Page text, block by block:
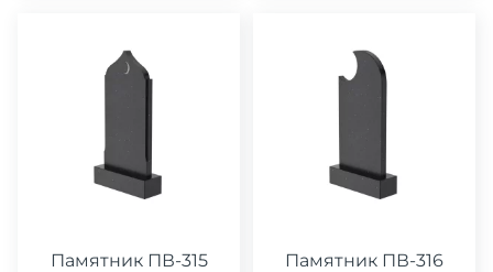
Памятник ПВ-315 Памятник ПВ-316